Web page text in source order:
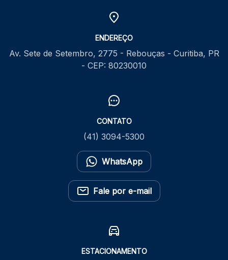
ENDEREÇO
Av. Sete de Setembro, 2775 - Rebouças - Curitiba, PR
- CEP: 80230010
CONTATO
(41) 3094-5300
WhatsApp
Fale por e-mail
ESTACIONAMENTO